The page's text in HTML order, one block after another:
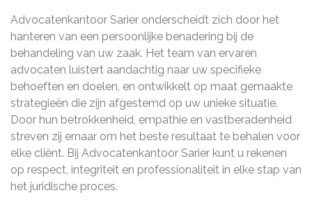
Advocatenkantoor Sarier onderscheidt zich door het
hanteren van een persoonlijke benadering bij de
behandeling van uw zaak. Het team van ervaren
advocaten luistert aandachtig naar uw specifieke
behoeften en doelen, en ontwikkelt op maat gemaakte
strategieën die zijn afgestemd op uw unieke situatie.
Door hun betrokkenheid, empathie en vastberadenheid
streven zij ernaar om het beste resultaat te behalen voor
elke cliënt. Bij Advocatenkantoor Sarier kunt u rekenen
op respect, integriteit en professionaliteit in elke stap van
het juridische proces.